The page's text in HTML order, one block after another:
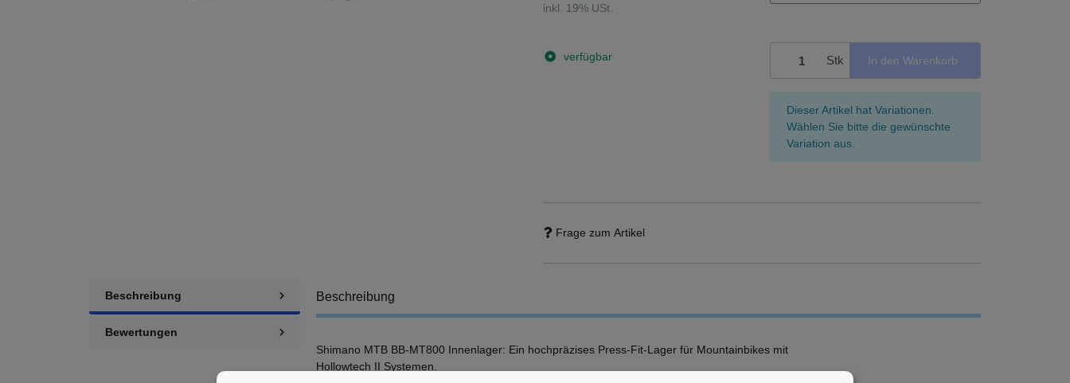
inkl. 19% USt.
verfügbar Stk In den Warenkorb
x
Dieser Artikel hat Variationen.
Wählen Sie bitte die gewünschte
Variation aus.
Frage zum Artikel
Beschreibung
Bewertungen
Beschreibung
Shimano MTB BB-MT800 Innenlager: Ein hochpräzises Press-Fit-Lager für Mountainbikes mit
Hollowtech II Systemen.